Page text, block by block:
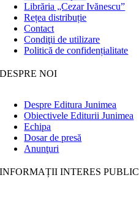
Librăria „Cezar Ivănescu”
Rețea distribuție
Contact
Condiţii de utilizare
Politică de confidențialitate
DESPRE NOI
Despre Editura Junimea
Obiectivele Editurii Junimea
Echipa
Dosar de presă
Anunţuri
INFORMAȚII INTERES PUBLIC